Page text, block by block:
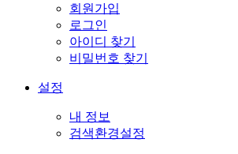
회원가입
로그인
아이디 찾기
비밀번호 찾기
설정
내 정보
검색환경설정